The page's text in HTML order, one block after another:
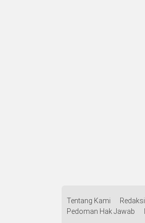
Tentang Kami Redaksi
Pedoman Hak Jawab